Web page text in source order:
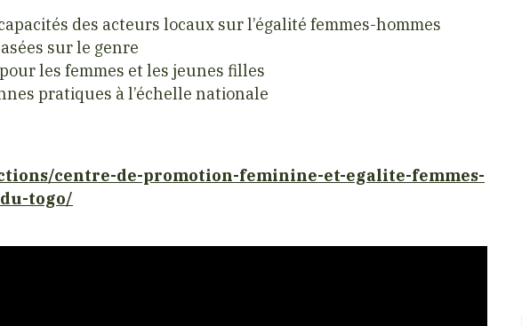
des acteurs locaux sur l’égalité femmes-hommes
sur le genre
les femmes et les jeunes filles
pratiques à l’échelle nationale
centre-de-promotion-feminine-et-egalite-femmes-
togo/